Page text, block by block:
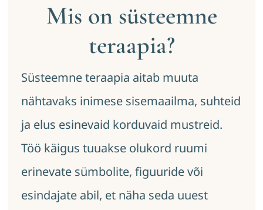
Mis on süsteemne
teraapia?
Süsteemne teraapia aitab muuta
nähtavaks inimese sisemaailma, suhteid
ja elus esinevaid korduvaid mustreid.
Töö käigus tuuakse olukord ruumi
erinevate sümbolite, figuuride või
esindajate abil, et näha seda uuest